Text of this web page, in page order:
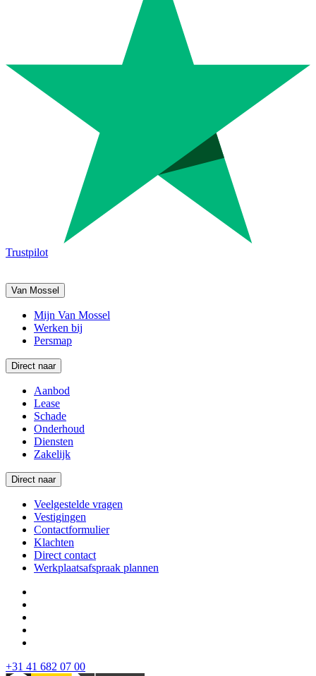
Trustpilot
Van Mossel
Mijn Van Mossel
Werken bij
Persmap
Direct naar
Aanbod
Lease
Schade
Onderhoud
Diensten
Zakelijk
Direct naar
Veelgestelde vragen
Vestigingen
Contactformulier
Klachten
Direct contact
Werkplaatsafspraak plannen
+31 41 682 07 00